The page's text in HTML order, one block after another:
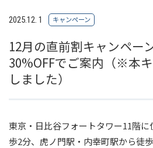
2025.12. 1 キャンペーン
12月の直前割キャンペー
30%OFFでご案内（※本
しました）
東京・日比谷フォートタワー11階
歩2分、虎ノ門駅・内幸町駅から徒歩